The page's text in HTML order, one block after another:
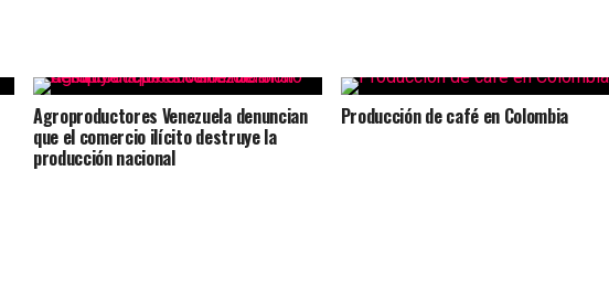
Agroproductores Venezuela denuncian
que el comercio ilícito destruye la
producción nacional
Producción de café en Colombia